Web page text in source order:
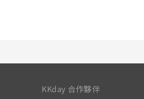
KKday 合作夥伴